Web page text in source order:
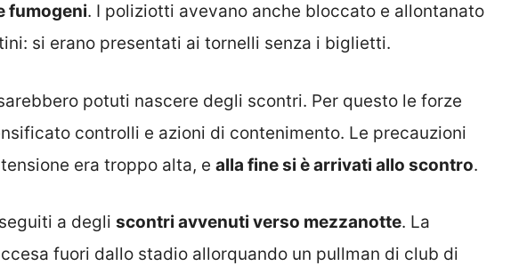
fumogeni. I poliziotti avevano anche bloccato e allontanato
si erano presentati ai tornelli senza i biglietti.
potuti nascere degli scontri. Per questo le forze
controlli e azioni di contenimento. Le precauzioni
era troppo alta, e alla fine si è arrivati allo scontro.
a degli scontri avvenuti verso mezzanotte. La
fuori dallo stadio allorquando un pullman di club di